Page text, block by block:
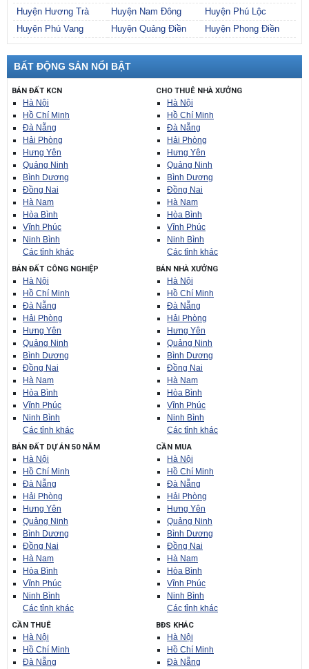
Huyện Hương Trà
Huyện Nam Đông
Huyện Phú Lộc
Huyện Phú Vang
Huyện Quảng Điền Huyện Phong Điền
BẤT ĐỘNG SẢN NỔI BẬT
BÁN ĐẤT KCN
Hà Nội
Hồ Chí Minh
Đà Nẵng
Hải Phòng
Hưng Yên
Quảng Ninh
Bình Dương
Đồng Nai
Hà Nam
Hòa Bình
Vĩnh Phúc
Ninh Bình
Các tỉnh khác
CHO THUÊ NHÀ XƯỞNG
Hà Nội
Hồ Chí Minh
Đà Nẵng
Hải Phòng
Hưng Yên
Quảng Ninh
Bình Dương
Đồng Nai
Hà Nam
Hòa Bình
Vĩnh Phúc
Ninh Bình
Các tỉnh khác
BÁN ĐẤT CÔNG NGHIỆP
Hà Nội
Hồ Chí Minh
Đà Nẵng
Hải Phòng
Hưng Yên
Quảng Ninh
Bình Dương
Đồng Nai
Hà Nam
Hòa Bình
Vĩnh Phúc
Ninh Bình
Các tỉnh khác
BÁN NHÀ XƯỞNG
Hà Nội
Hồ Chí Minh
Đà Nẵng
Hải Phòng
Hưng Yên
Quảng Ninh
Bình Dương
Đồng Nai
Hà Nam
Hòa Bình
Vĩnh Phúc
Ninh Bình
Các tỉnh khác
BÁN ĐẤT DỰ ÁN 50 NĂM
Hà Nội
Hồ Chí Minh
Đà Nẵng
Hải Phòng
Hưng Yên
Quảng Ninh
Bình Dương
Đồng Nai
Hà Nam
Hòa Bình
Vĩnh Phúc
Ninh Bình
Các tỉnh khác
CẦN MUA
Hà Nội
Hồ Chí Minh
Đà Nẵng
Hải Phòng
Hưng Yên
Quảng Ninh
Bình Dương
Đồng Nai
Hà Nam
Hòa Bình
Vĩnh Phúc
Ninh Bình
Các tỉnh khác
CẦN THUÊ
Hà Nội
Hồ Chí Minh
Đà Nẵng
BĐS KHÁC
Hà Nội
Hồ Chí Minh
Đà Nẵng